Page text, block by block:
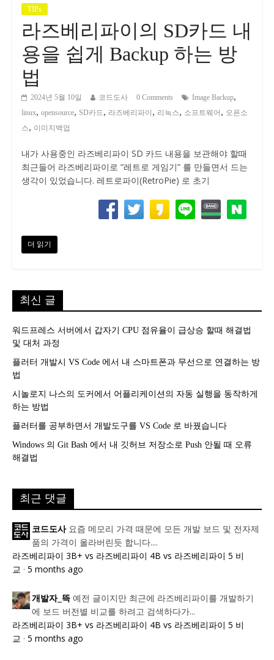
TIPs
라즈베리파이의 SD카드 내
용을 쉽게 Backup 하는 방
법
2024년 5월 10일 코드도사 0 Comments Image Backup,
linux, opensource, SD카드 , 라즈베리파이 , 리눅스, 소프트웨어 , 오픈소
스, 이미지백업
내가 사용중인 라즈베리파이 SD 카드 내용을 보관해야 할때
최근들어 라즈베리파이로 “레트로 게임기” 를 만들면서 드는
생각이 있었습니다. 레트로파이(RetroPie) 로 초기
더 읽기
최신 글
워드프레스 서버에서 갑자기 CPU 점유율이 급상승 할때 해결법
및 대처 과정
플러터 개발시 VS Code 에서 내 스마트폰과 무선으로 연결하는 방
법
시놀로지 나스의 도커에서 어플리케이션의 자동 실행을 동작하게
하는 방법
플러터를 공부하면서 개발도구를 VS Code 로 바꿨습니다
Windows 의 Git Bash 에서 내 깃허브 저장소로 Push 안될 때 오류
해결법
최근 댓글
코드도사 요즘 메모리 가격 때문에 모든 개발 보드 및 전자제
품의 가격이 올라버린듯 합니다....
라즈베리파이 3B+ vs 라즈베리파이 4B vs 라즈베리파이 5 비
교 · 5 months ago
개발자_뜩 예전 글이지만 최근에 라즈베리파이를 개발하기
에 보드 버전별 비교를 하려고 검색하다가...
라즈베리파이 3B+ vs 라즈베리파이 4B vs 라즈베리파이 5 비
교 · 5 months ago